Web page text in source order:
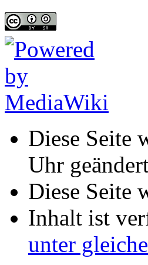
Diese Seite
Uhr
Diese Seite
Inhalt ist
unter